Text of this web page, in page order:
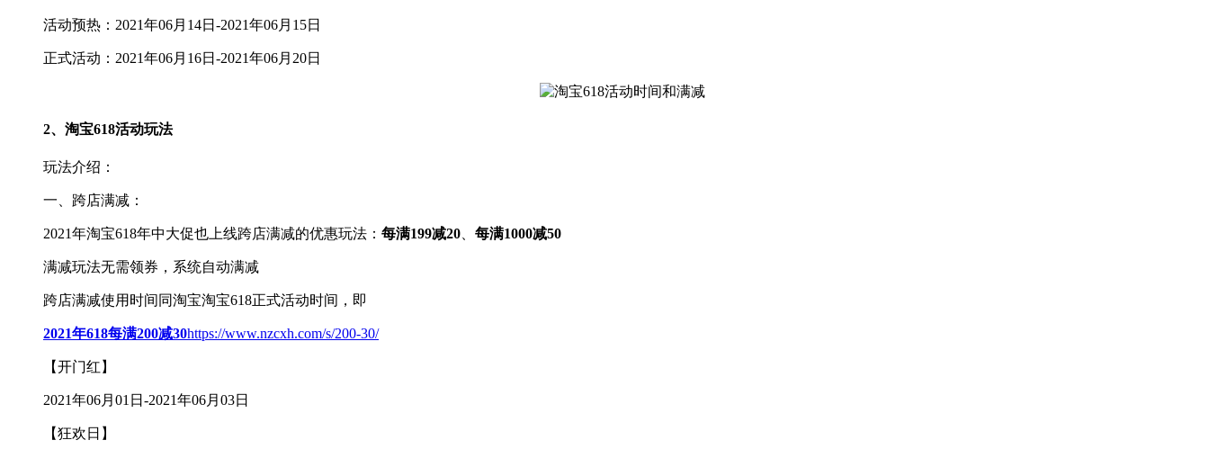
活动预热：2021年06月14日-2021年06月15日
正式活动：2021年06月16日-2021年06月20日
2、淘宝618活动玩法
玩法介绍：
一、跨店满减：
2021年淘宝618年中大促也上线跨店满减的优惠玩法： 每满199减20 每满1000减50
满减玩法无需领券，系统自动满减
跨店满减使用时间同淘宝淘宝618正式活动时间，即
2021年618每满200减30https://www.nzcxh.com/s/200-30/
【开门红】
2021年06月01日-2021年06月03日
【狂欢日】